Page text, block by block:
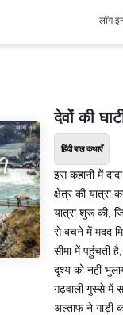
लॉग
देवों की
हिंदी बाल कथाएँ
इस कहानी में
क्षेत्र की यात्रा
यात्रा शुरू की,
से बचने में मदद
सीमा में पहुंचती
दृश्य को नहीं
गढ़वाली गुस्से में
अल्ताफ ने गाड़ी